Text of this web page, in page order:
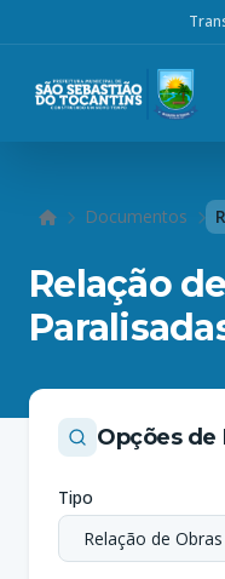
Início Documentos
Relação
Opções de
Tipo